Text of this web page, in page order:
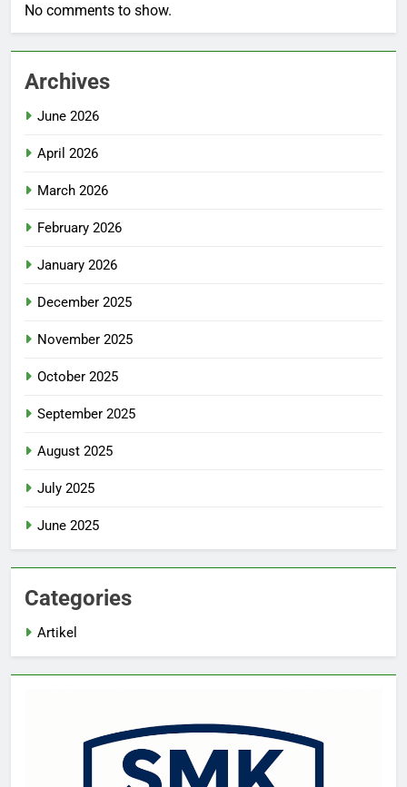
No comments to show.
Archives
June 2026
April 2026
March 2026
February 2026
January 2026
December 2025
November 2025
October 2025
September 2025
August 2025
July 2025
June 2025
Categories
Artikel